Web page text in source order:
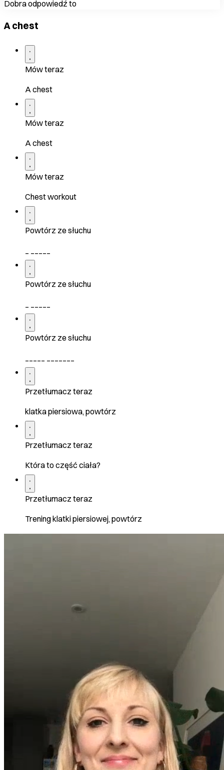
Dobra odpowiedź to
A chest
Mów teraz
A chest
Mów teraz
A chest
Mów teraz
Chest workout
Powtórz ze słuchu
Powtórz ze słuchu
Powtórz ze słuchu
Przetłumacz teraz
klatka piersiowa, powtórz
Przetłumacz teraz
Która to część ciała?
Przetłumacz teraz
Trening klatki piersiowej, powtórz